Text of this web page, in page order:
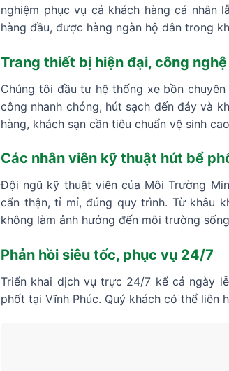
nghiệm phục vụ cả khách hàng cá
hàng đầu, được hàng ngàn hộ dân trong
Trang thiết bị hiện đại, công
Chúng tôi đầu tư hệ thống xe bồn
công nhanh chóng, hút sạch đến đáy và
hàng, khách sạn cần tiêu chuẩn vệ sinh
Các nhân viên kỹ thuật hút bể
Đội ngũ kỹ thuật viên của Môi Trường
cẩn thận, tỉ mỉ, đúng quy trình. Từ khâu
không làm ảnh hưởng đến môi trường
Phản hồi siêu tốc, phục vụ 24/7
Triển khai dịch vụ trực 24/7 kể cả ngày
phốt tại Vĩnh Phúc. Quý khách có thể liên